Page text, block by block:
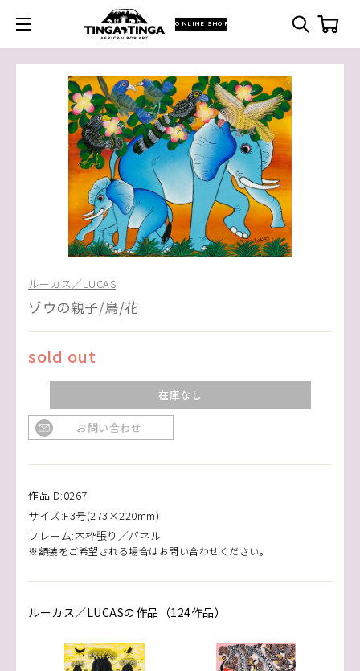
ONLINE SHOP
ルーカス／LUCAS
ゾウの親子/鳥/花
sold out
在庫なし
お問い合わせ
作品ID:0267
サイズ:F3号(273×220mm)
フレーム:木枠張り／パネル
※額装をご希望される場合はお問い合わせください。
ルーカス／LUCASの作品（124作品）